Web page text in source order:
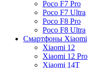
Poco F7 Pro
Poco F7 Ultra
Poco F8 Pro
Poco F8 Ultra
Смартфоны Xiaomi
Xiaomi 12
Xiaomi 12 Pro
Xiaomi 14T